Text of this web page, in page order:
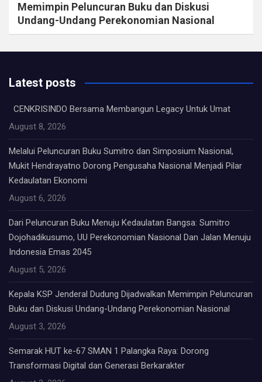
Memimpin Peluncuran Buku dan Diskusi
Undang-Undang Perekonomian Nasional
Latest posts
CENKRISINDO Bersama Membangun Legacy Untuk Umat
August 8, 2026
Melalui Peluncuran Buku Sumitro dan Simposium Nasional,
Mukit Hendrayatno Dorong Pengusaha Nasional Menjadi Pilar
Kedaulatan Ekonomi
August 6, 2026
Dari Peluncuran Buku Menuju Kedaulatan Bangsa: Sumitro
Dojohadikusumo, UU Perekonomian Nasional Dan Jalan Menuju
Indonesia Emas 2045
August 5, 2026
Kepala KSP Jenderal Dudung Dijadwalkan Memimpin Peluncuran
Buku dan Diskusi Undang-Undang Perekonomian Nasional
August 3, 2026
Semarak HUT ke-67 SMAN 1 Palangka Raya: Dorong
Transformasi Digital dan Generasi Berkarakter